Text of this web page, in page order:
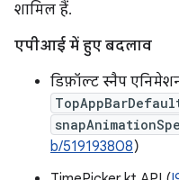
शामिल हैं.
एपीआई में हुए बदलाव
डिफ़ॉल्ट स्नैप
b/519193808)